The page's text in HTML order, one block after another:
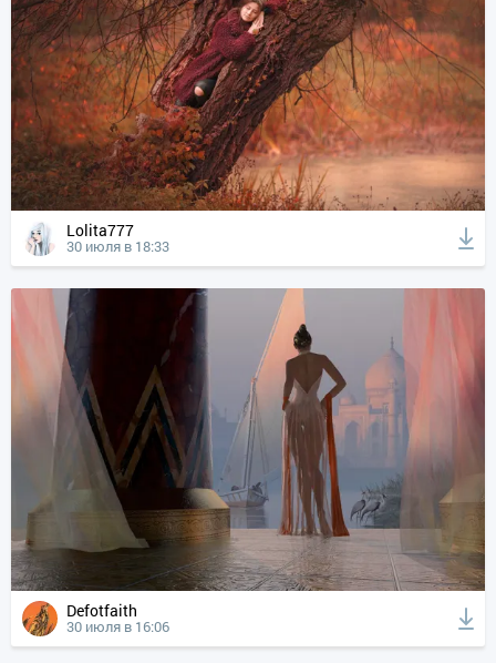
Lolita777
30 июля в 18:33
Defotfaith
30 июля в 16:06